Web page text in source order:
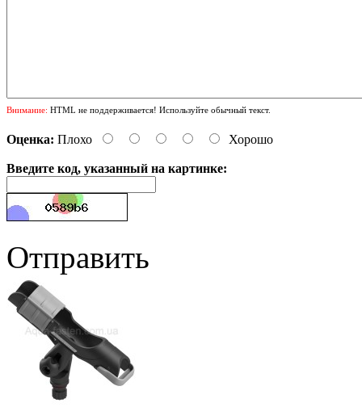
Внимание: HTML не поддерживается! Используйте обычный текст.
Оценка: Плохо Хорошо
Введите код, указанный на картинке:
Отправить